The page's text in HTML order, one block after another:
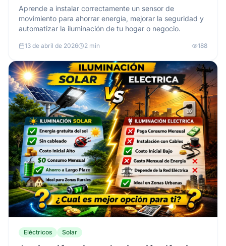
Aprende a instalar correctamente un sensor de
movimiento para ahorrar energía, mejorar la seguridad y
automatizar la iluminación de tu hogar o negocio.
13 de abril de 2026 2 min 188
Eléctricos Solar